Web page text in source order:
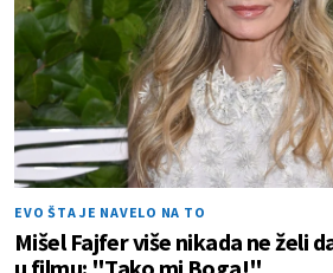
EVO ŠTA JE NAVELO NA TO
Mišel Fajfer više nikada ne želi